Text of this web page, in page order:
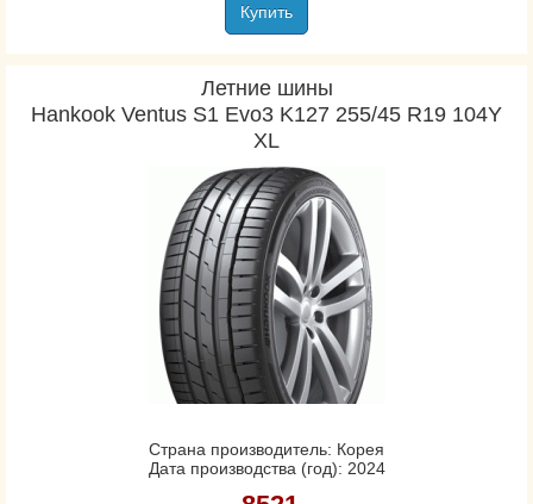
Купить
Летние шины
Hankook Ventus S1 Evo3 K127 255/45 R19 104Y
XL
Страна производитель: Корея
Дата производства (год): 2024